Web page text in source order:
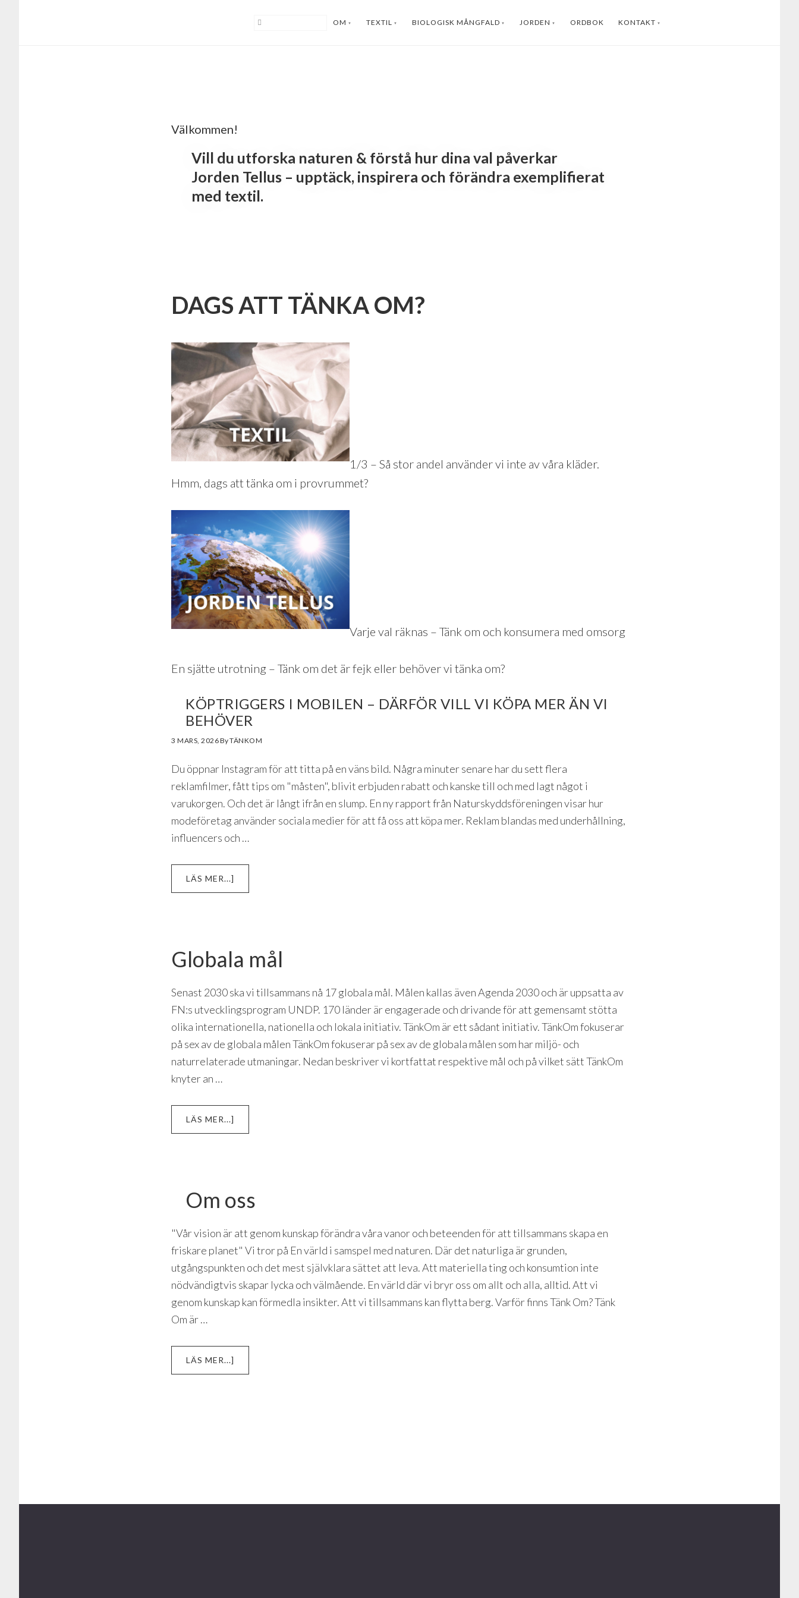
OM TEXTIL BIOLOGISK MÅNGFALD JORDEN ORDBOK KONTAKT
Main
Content
Välkommen!
Vill du utforska naturen & förstå hur dina val påverkar
Jorden Tellus – upptäck, inspirera och förändra exemplifierat
med textil.
DAGS ATT TÄNKA OM?
1/3 – Så stor andel använder vi inte av våra kläder.
Hmm, dags att tänka om i provrummet?
Varje val räknas – Tänk om och konsumera med omsorg
En sjätte utrotning – Tänk om det är fejk eller behöver vi tänka om?
KÖPTRIGGERS I MOBILEN – DÄRFÖR VILL VI KÖPA MER ÄN VI
BEHÖVER
3 MARS, 2026By
Du öppnar Instagram för att titta på en väns bild. Några minuter senare har du sett flera
reklamfilmer, fått tips om "måsten", blivit erbjuden rabatt och kanske till och med lagt något i
varukorgen. Och det är långt ifrån en slump. En ny rapport från Naturskyddsföreningen visar hur
modeföretag använder sociala medier för att få oss att köpa mer. Reklam blandas med underhållning,
influencers och …
LÄS MER...]
KÖPTRIGGERS
VILL
VI
MER
ÄN
VI
BEHÖVER
Globala mål
Senast 2030 ska vi tillsammans nå 17 globala mål. Målen kallas även Agenda 2030 och är uppsatta av
FN:s utvecklingsprogram UNDP. 170 länder är engagerade och drivande för att gemensamt stötta
olika internationella, nationella och lokala initiativ. TänkOm är ett sådant initiativ. TänkOm fokuserar
på sex av de globala målen TänkOm fokuserar på sex av de globala målen som har miljö- och
naturrelaterade utmaningar. Nedan beskriver vi kortfattat respektive mål och på vilket sätt TänkOm
knyter an …
LÄS MER...]
GLOBALA
Om oss
"Vår vision är att genom kunskap förändra våra vanor och beteenden för att tillsammans skapa en
friskare planet" Vi tror på En värld i samspel med naturen. Där det naturliga är grunden,
utgångspunkten och det mest självklara sättet att leva. Att materiella ting och konsumtion inte
nödvändigtvis skapar lycka och välmående. En värld där vi bryr oss om allt och alla, alltid. Att vi
genom kunskap kan förmedla insikter. Att vi tillsammans kan flytta berg. Varför finns Tänk Om? Tänk
Om är …
LÄS MER...]
OM